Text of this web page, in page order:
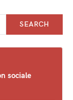
SEARCH
sociale